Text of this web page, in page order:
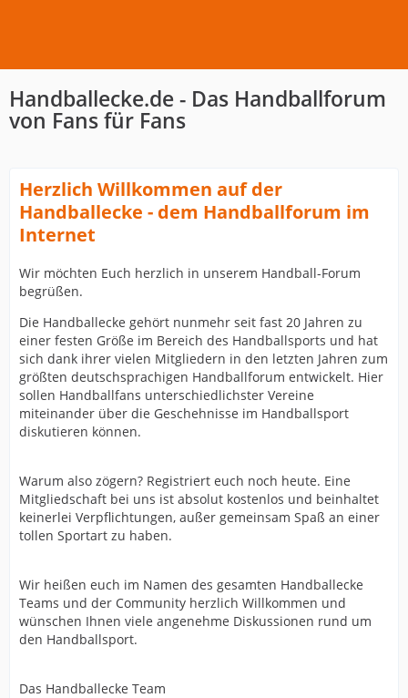
Handballecke.de - Das Handballforum
von Fans für Fans
Herzlich Willkommen auf der
Handballecke - dem Handballforum im
Internet
Wir möchten Euch herzlich in unserem Handball-Forum
begrüßen.
Die Handballecke gehört nunmehr seit fast 20 Jahren zu
einer festen Größe im Bereich des Handballsports und hat
sich dank ihrer vielen Mitgliedern in den letzten Jahren zum
größten deutschsprachigen Handballforum entwickelt. Hier
sollen Handballfans unterschiedlichster Vereine
miteinander über die Geschehnisse im Handballsport
diskutieren können.
Warum also zögern? Registriert euch noch heute. Eine
Mitgliedschaft bei uns ist absolut kostenlos und beinhaltet
keinerlei Verpflichtungen, außer gemeinsam Spaß an einer
tollen Sportart zu haben.
Wir heißen euch im Namen des gesamten Handballecke
Teams und der Community herzlich Willkommen und
wünschen Ihnen viele angenehme Diskussionen rund um
den Handballsport.
Das Handballecke Team